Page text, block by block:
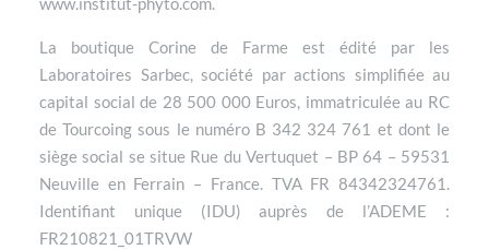
La boutique Corine de Farme est édité par les
Laboratoires Sarbec, société par actions simplifiée au
capital social de 28 500 000 Euros, immatriculée au RC
de Tourcoing sous le numéro B 342 324 761 et dont le
siège social se situe Rue du Vertuquet – BP 64 – 59531
Neuville en Ferrain – France. TVA FR 84342324761.
Identifiant unique (IDU) auprès de l’ADEME :
FR210821_01TRVW